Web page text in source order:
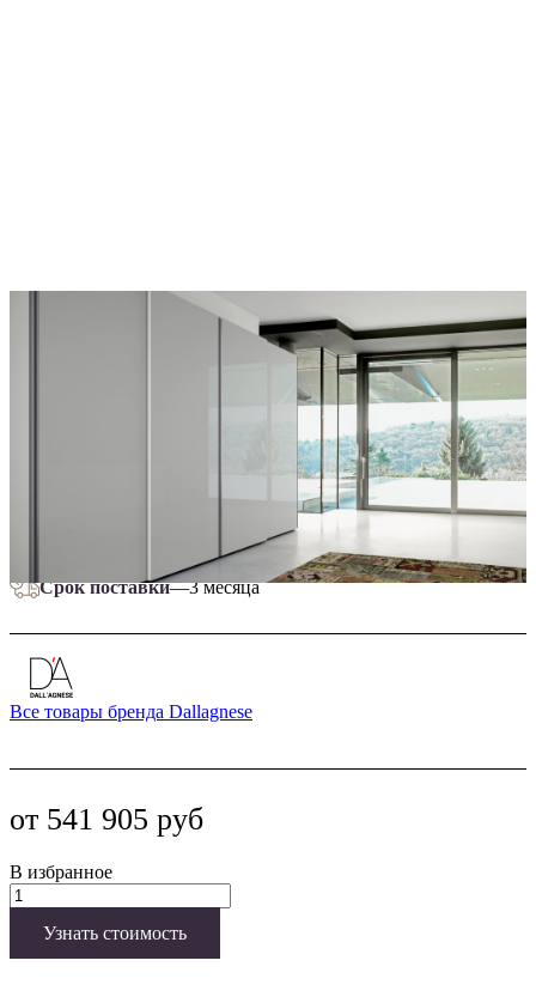
Современный
Средний
Срок поставки—3 месяца
Все товары бренда Dallagnese
от 541 905 руб
В избранное
Узнать стоимость